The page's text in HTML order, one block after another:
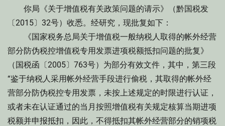
你局《关于增值税有关政策问题的请示》（黔国税发
〔2015〕32号）收悉。经研究，现批复如下：
《国家税务总局关于增值税一般纳税人取得的帐外经营
部分防伪税控增值税专用发票进项税额抵扣问题的批复》
（国税函〔2005〕763号）为部分有效文件，其中，第三段
“鉴于纳税人采用帐外经营手段进行偷税，其取得的帐外经
营部分防伪税控专用发票，未按上述规定的时限进行认证，
或者未在认证通过的当月按照增值税有关规定核算当期进项
税额并申报抵扣，因此，不得抵扣其帐外经营部分的销项税